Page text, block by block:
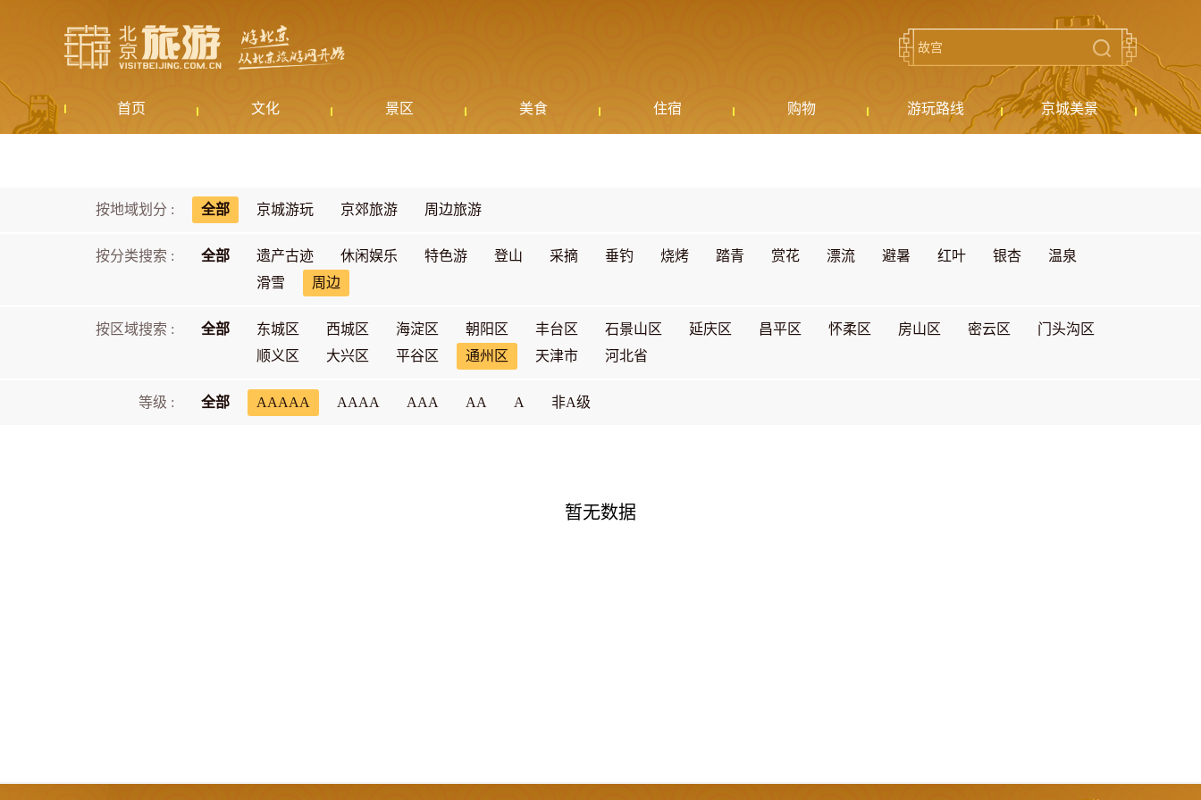
首页 文化 景区 美食 住宿 购物 游玩路线 京城美景
按地域划分 : 全部 京城游玩 京郊旅游 周边旅游
按分类搜索 : 全部 遗产古迹 休闲娱乐 特色游 登山 采摘 垂钓 烧烤 踏青 赏花 漂流 避暑 红叶 银杏
温泉
滑雪
周边
按区域搜索 : 全部 东城区 西城区 海淀区 朝阳区 丰台区 石景山区 延庆区 昌平区 怀柔区 房山区 密云区
门头沟区
顺义区
大兴区 平谷区 通州区 天津市 河北省
等级 : 全部 AAAAA AAAA AAA AA A 非A级
暂无数据